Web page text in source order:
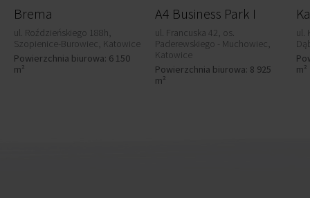
Brema
ul. Roździeńskiego 188h,
Szopienice-Burowiec, Katowice
Powierzchnia biurowa: 6 150
m²
A4 Business Park I
ul. Francuska 42, os.
Paderewskiego - Muchowiec,
Katowice
Powierzchnia biurowa: 8 925
m²
ul.
m²